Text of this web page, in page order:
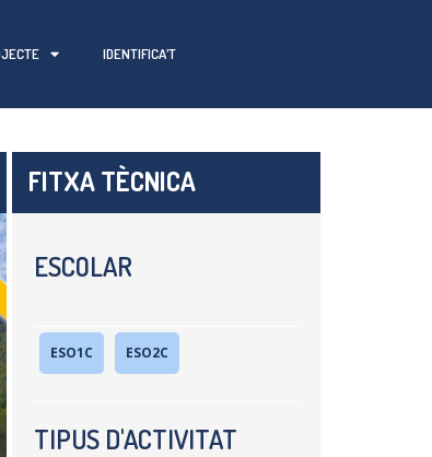
IDENTIFICA’T
FITXA TÈCNICA
ESCOLAR
ESO1C ESO2C
TIPUS D'ACTIVITAT